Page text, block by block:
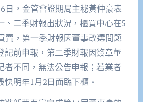
日， 金管會證期局主秘黃仲豪表
、二季財報出狀況， 櫃買中心在5
賣 ， 第一季財報因董事改選問題
記前申報， 第二季財報因簽章董
者不同，無法公告申報 ； 若業者
快明年1月2日面臨下櫃。